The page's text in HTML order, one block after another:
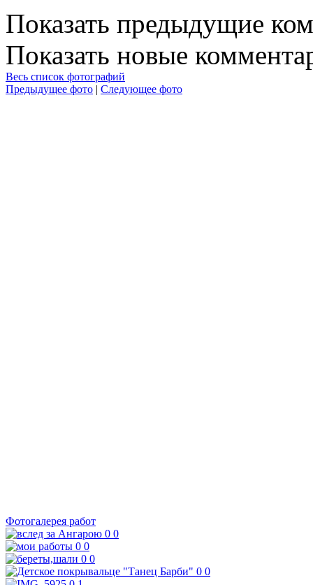
Показать предыдущие
Показать новые
Весь список фотографий
Предыдущее фото | Следующее фото
Фотогалерея работ
0 0
0 0
0 0
0 0